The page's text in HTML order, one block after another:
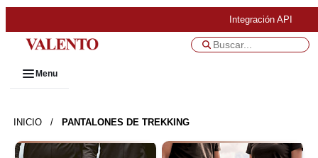
Integración API
Menu
INICIO / PANTALONES DE TREKKING